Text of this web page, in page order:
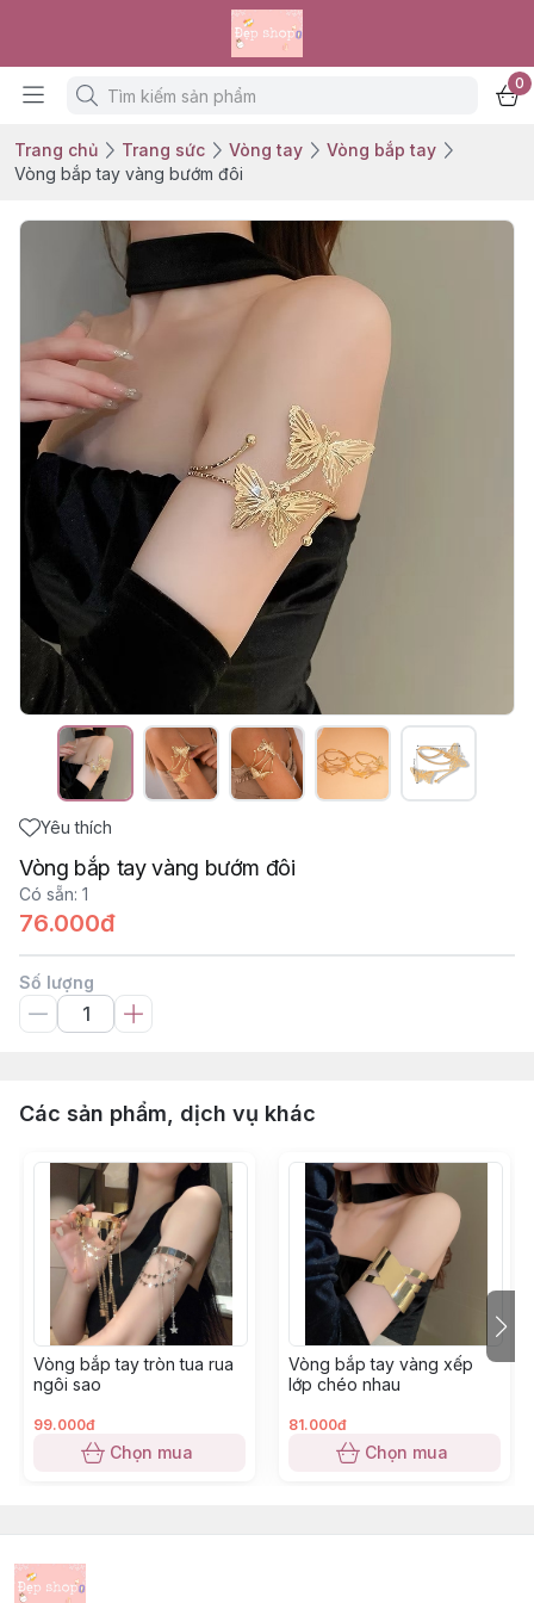
0
Trang chủ Trang sức Vòng tay
Vòng bắp tay
Vòng bắp tay vàng bướm đôi
Yêu thích
Vòng bắp tay vàng bướm đôi
Có sẵn: 1
76.000đ
Số lượng
Các sản phẩm, dịch vụ khác
Vòng bắp tay tròn tua rua
ngôi sao
99.000đ
Chọn mua
Vòng bắp tay vàng xếp
lớp chéo nhau
81.000đ
Chọn mua